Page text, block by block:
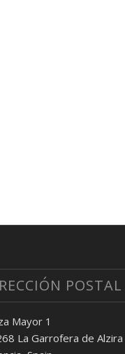
POSTAL
Mayor 1
La Garrofera de Alzira